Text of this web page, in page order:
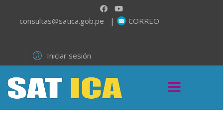
consultas@satica.gob.pe | CORREO
Iniciar sesión